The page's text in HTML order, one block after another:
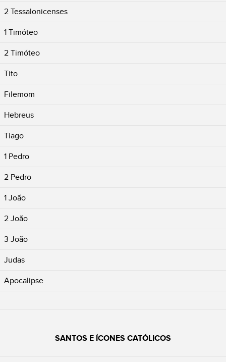
2 Tessalonicenses
1 Timóteo
2 Timóteo
Tito
Filemom
Hebreus
Tiago
1 Pedro
2 Pedro
1 João
2 João
3 João
Judas
Apocalipse
SANTOS E ÍCONES CATÓLICOS